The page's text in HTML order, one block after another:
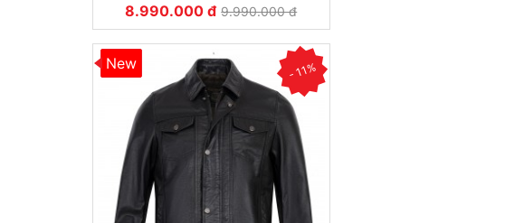
8.990.000 đ 9.990.000 đ
New - 11%